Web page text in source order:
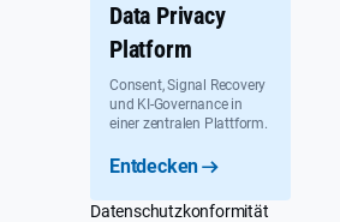
Data Privacy
Platform
Consent, Signal Recovery
und KI-Governance in
einer zentralen Plattform.
Entdecken
Datenschutzkonformität